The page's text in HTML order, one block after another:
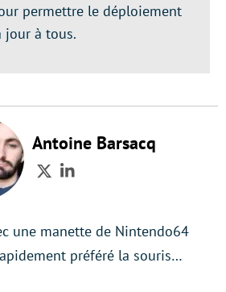
permettre le déploiement
jour à tous.
Antoine Barsacq
TwitterLinkedIn
une manette de Nintendo64
préféré la souris…